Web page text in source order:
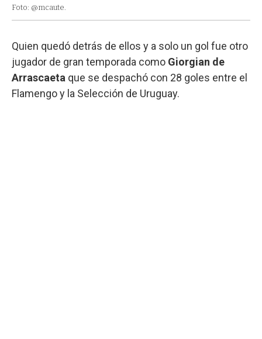
Foto: @mcaute.
Quien quedó detrás de ellos y a solo un gol fue otro
jugador de gran temporada como Giorgian de
Arrascaeta que se despachó con 28 goles entre el
Flamengo y la Selección de Uruguay.